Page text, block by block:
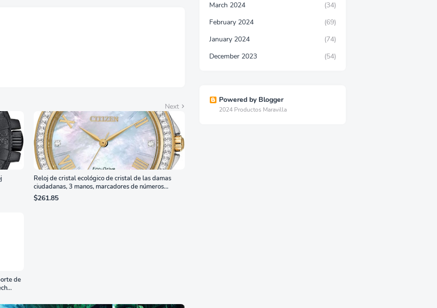
Next
Reloj de cristal ecológico de cristal de las damas
ciudadanas, 3 manos, marcadores de números
romanos, dial de nácar
$261.85
de
March 2024
(34)
February 2024
(69)
January 2024
(74)
December 2023
(54)
Powered by Blogger
2024 Productos Maravilla